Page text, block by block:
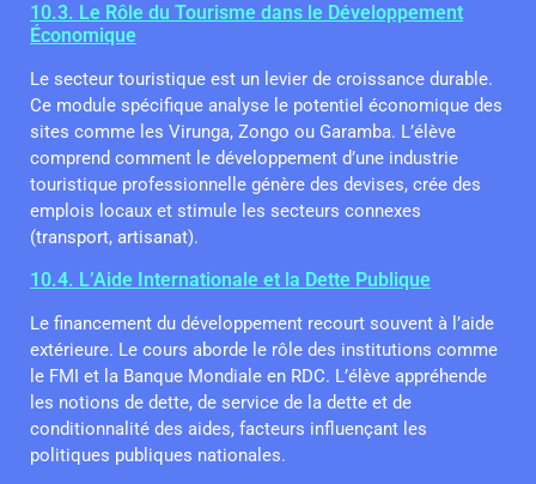
10.3. Le Rôle du Tourisme dans le Développement
Économique
Le secteur touristique est un levier de croissance durable.
Ce module spécifique analyse le potentiel économique des
sites comme les Virunga, Zongo ou Garamba. L’élève
comprend comment le développement d’une industrie
touristique professionnelle génère des devises, crée des
emplois locaux et stimule les secteurs connexes
(transport, artisanat).
10.4. L’Aide Internationale et la Dette Publique
Le financement du développement recourt souvent à l’aide
extérieure. Le cours aborde le rôle des institutions comme
le FMI et la Banque Mondiale en RDC. L’élève appréhende
les notions de dette, de service de la dette et de
conditionnalité des aides, facteurs influençant les
politiques publiques nationales.